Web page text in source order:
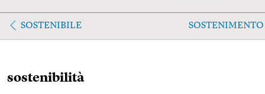
SOSTENIBILE SOSTENIMENTO
sostenibilità